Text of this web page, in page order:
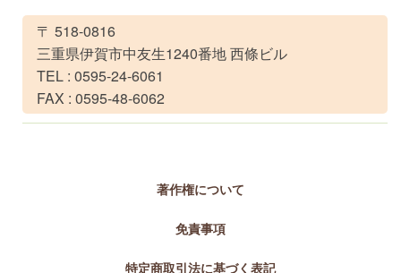
〒 518-0816
三重県伊賀市中友生1240番地 西條ビル
TEL : 0595-24-6061
FAX : 0595-48-6062
著作権について
免責事項
特定商取引法に基づく表記